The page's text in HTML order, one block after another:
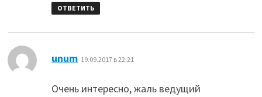
ОТВЕТИТЬ
unum: 19.09.2017 в 22:21
Очень интересно, жаль ведущий